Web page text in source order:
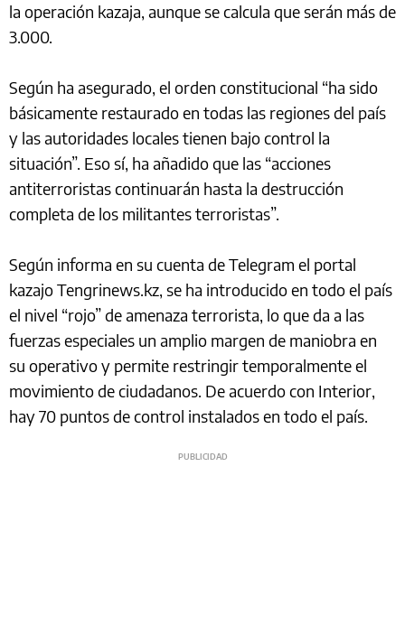
la operación kazaja, aunque se calcula que serán más de
3.000.
Según ha asegurado, el orden constitucional “ha sido
básicamente restaurado en todas las regiones del país
y las autoridades locales tienen bajo control la
situación”. Eso sí, ha añadido que las “acciones
antiterroristas continuarán hasta la destrucción
completa de los militantes terroristas”.
Según informa en su cuenta de Telegram el portal
kazajo Tengrinews.kz, se ha introducido en todo el país
el nivel “rojo” de amenaza terrorista, lo que da a las
fuerzas especiales un amplio margen de maniobra en
su operativo y permite restringir temporalmente el
movimiento de ciudadanos. De acuerdo con Interior,
hay 70 puntos de control instalados en todo el país.